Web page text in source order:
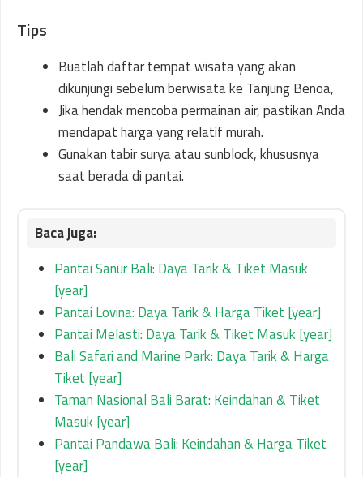
Tips
Buatlah daftar tempat wisata yang akan
dikunjungi sebelum berwisata ke Tanjung Benoa,
Jika hendak mencoba permainan air, pastikan Anda
mendapat harga yang relatif murah.
Gunakan tabir surya atau sunblock, khususnya
saat berada di pantai.
Pantai Sanur Bali: Daya Tarik & Tiket Masuk
[year]
Pantai Lovina: Daya Tarik & Harga Tiket [year]
Pantai Melasti: Daya Tarik & Tiket Masuk [year]
Bali Safari and Marine Park: Daya Tarik & Harga
Tiket [year]
Taman Nasional Bali Barat: Keindahan & Tiket
Masuk [year]
Pantai Pandawa Bali: Keindahan & Harga Tiket
[year]